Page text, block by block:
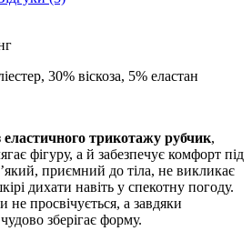
30% віскоза, 5% еластан
еластичного трикотажу рубчик,
фігуру, а й забезпечує комфорт під
приємний до тіла, не викликає
дихати навіть у спекотну погоду.
просвічується, а завдяки
зберігає форму.